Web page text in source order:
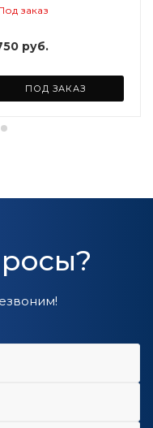
заказ
руб.
ПОД ЗАКАЗ